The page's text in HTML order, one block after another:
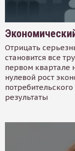
Отрицать
становится все
первом квартале
нулевой рост
результаты